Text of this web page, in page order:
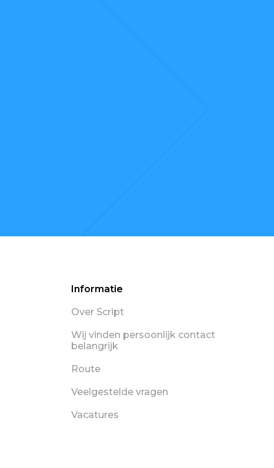
Informatie
Over Script
Wij vinden persoonlijk contact
belangrijk
Route
Veelgestelde vragen
Vacatures